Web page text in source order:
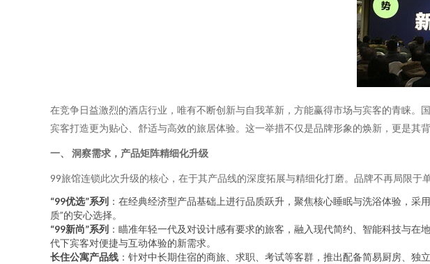
在竞争日益激烈的酒店行业，唯有不断创新与自我革新，方能赢得市场与宾客的青睐
宾客打造更为贴心、舒适与高效的旅居体验。这一举措不仅是品牌形象的焕新，更是其
一、 洞察需求，产品矩阵精细化升级
99旅馆连锁此次升级的核心，在于其产品线的深度拓展与精细化打磨。品牌不再局限
“99优选”系列 ：在经典经济型产品基础上进行品质跃升，聚焦核心睡眠与洗浴体验，
质”的安心选择。
“99新尚”系列 ：瞄准年轻一代及对设计感有要求的旅客，融入现代简约、智能科技与
代下宾客对便捷与互动体验的新需求。
长住公寓产品线 ：针对中长期住宿的商旅、求职、考试等客群，推出配备简易厨房、